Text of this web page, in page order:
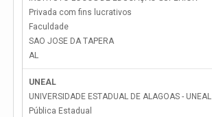
Privada com fins lucrativos
Faculdade
SAO JOSE DA TAPERA
AL
UNEAL
UNIVERSIDADE ESTADUAL DE ALAGOAS - UNEAL
Pública Estadual